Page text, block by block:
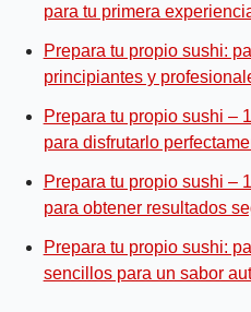
para tu primera
Prepara tu propio sushi:
principiantes y
Prepara tu propio sushi –
para disfrutarlo
Prepara tu propio sushi –
para obtener resultados
Prepara tu propio sushi:
sencillos para un sabor